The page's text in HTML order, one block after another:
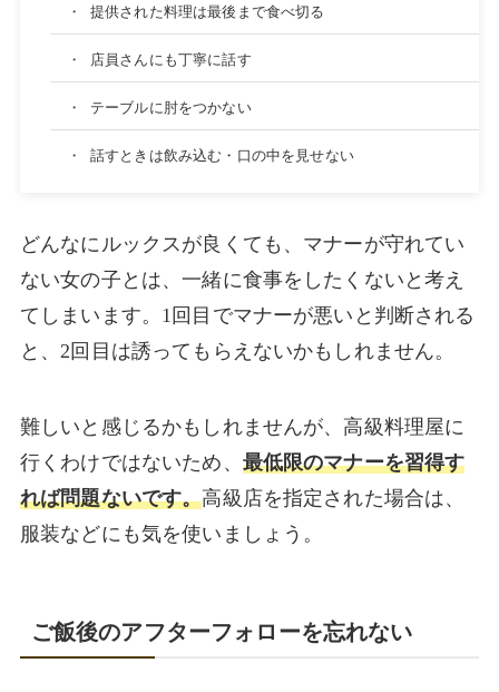
・ 提供された料理は最後まで食べ切る
・ 店員さんにも丁寧に話す
・ テーブルに肘をつかない
・ 話すときは飲み込む・口の中を見せない
どんなにルックスが良くても、マナーが守れてい
ない女の子とは、一緒に食事をしたくないと考え
てしまいます。1回目でマナーが悪いと判断される
と、2回目は誘ってもらえないかもしれません。
難しいと感じるかもしれませんが、高級料理屋に
行くわけではないため、 最低限のマナーを習得す
れば問題ないです。高級店を指定された場合は、
服装などにも気を使いましょう。
ご飯後のアフターフォローを忘れない